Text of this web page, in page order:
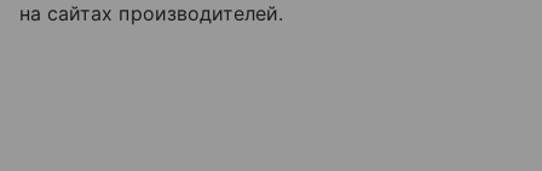
на сайтах производителей.